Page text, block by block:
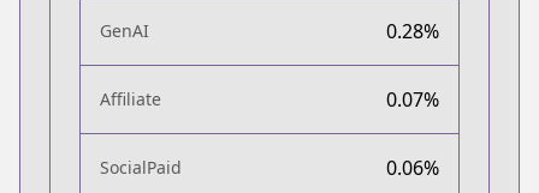
GenAI 0.28%
Affiliate 0.07%
SocialPaid 0.06%